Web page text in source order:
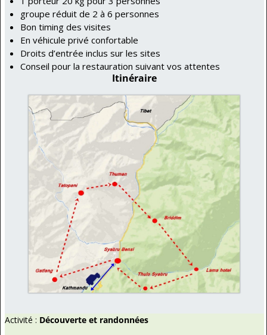
groupe réduit de 2 à 6 personnes
Bon timing des visites
En véhicule privé confortable
Droits d’entrée inclus sur les sites
Conseil pour la restauration suivant vos attentes
Itinéraire
Activité : Découverte et randonnées